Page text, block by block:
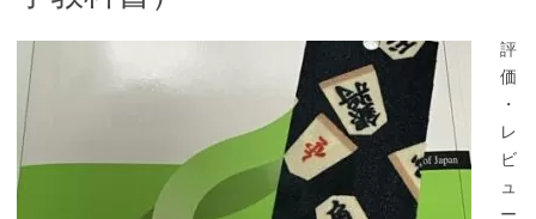
評
価
・
レ
ビ
ュ
ー